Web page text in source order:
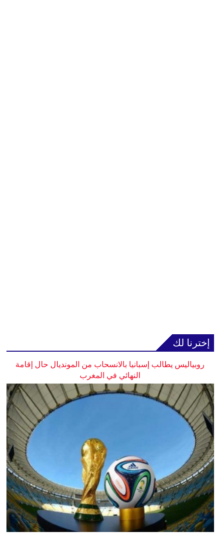
إخترنا لك
روبياليس يطالب إسبانيا بالانسحاب من المونديال حال إقامة
النهائي في المغرب